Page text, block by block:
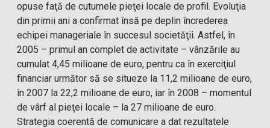
opuse faţă de cutumele pieţei locale de profil. Evoluţia
din primii ani a confirmat însă pe deplin încrederea
echipei manageriale în succesul societăţii. Astfel, în
2005 – primul an complet de activitate – vânzările au
cumulat 4,45 milioane de euro, pentru ca în exerciţiul
financiar următor să se situeze la 11,2 milioane de euro,
în 2007 la 22,2 milioane de euro, iar în 2008 – momentul
de vârf al pieţei locale – la 27 milioane de euro.
Strategia coerentă de comunicare a dat rezultatele